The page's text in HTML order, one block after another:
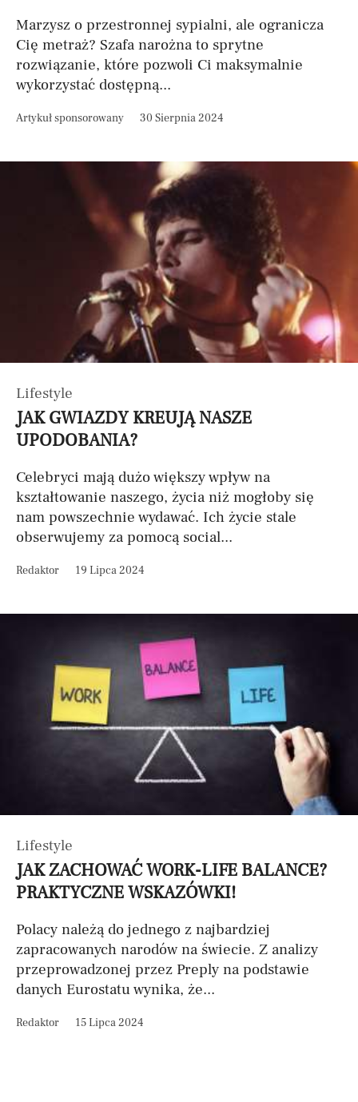
Marzysz o przestronnej sypialni, ale ogranicza
Cię metraż? Szafa narożna to sprytne
rozwiązanie, które pozwoli Ci maksymalnie
wykorzystać dostępną...
Artykuł sponsorowany 30 Sierpnia 2024
Lifestyle
JAK GWIAZDY KREUJĄ NASZE
UPODOBANIA?
Celebryci mają dużo większy wpływ na
kształtowanie naszego, życia niż mogłoby się
nam powszechnie wydawać. Ich życie stale
obserwujemy za pomocą social...
Redaktor 19 Lipca 2024
Lifestyle
JAK ZACHOWAĆ WORK-LIFE BALANCE?
PRAKTYCZNE WSKAZÓWKI!
Polacy należą do jednego z najbardziej
zapracowanych narodów na świecie. Z analizy
przeprowadzonej przez Preply na podstawie
danych Eurostatu wynika, że...
Redaktor 15 Lipca 2024